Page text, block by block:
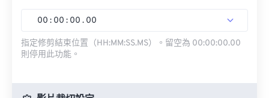
00 : 00 : 00 . 00
指定修剪結束位置（HH:MM:SS.MS）。留空為 00:00:00.00
則停用此功能。